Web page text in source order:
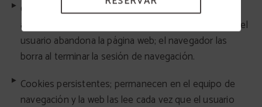
Cookies temporales de sesión; permanecen
almacenadas en el equipo de navegación hasta que el
usuario abandona la página web; el navegador las
borra al terminar la sesión de navegación.
Cookies persistentes; permanecen en el equipo de
navegación y la web las lee cada vez que el usuario